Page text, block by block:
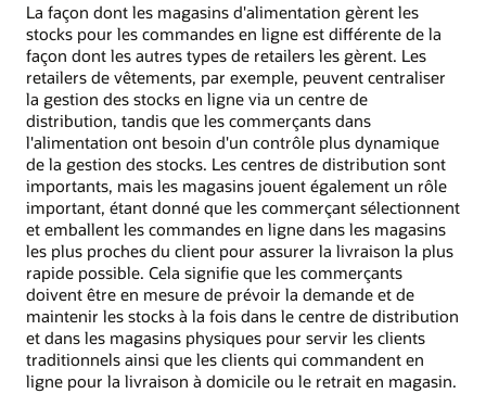
La façon dont les magasins d'alimentation gèrent les
stocks pour les commandes en ligne est différente de la
façon dont les autres types de retailers les gèrent. Les
retailers de vêtements, par exemple, peuvent centraliser
la gestion des stocks en ligne via un centre de
distribution, tandis que les commerçants dans
l'alimentation ont besoin d'un contrôle plus dynamique
de la gestion des stocks. Les centres de distribution sont
importants, mais les magasins jouent également un rôle
important, étant donné que les commerçant sélectionnent
et emballent les commandes en ligne dans les magasins
les plus proches du client pour assurer la livraison la plus
rapide possible. Cela signifie que les commerçants
doivent être en mesure de prévoir la demande et de
maintenir les stocks à la fois dans le centre de distribution
et dans les magasins physiques pour servir les clients
traditionnels ainsi que les clients qui commandent en
ligne pour la livraison à domicile ou le retrait en magasin.